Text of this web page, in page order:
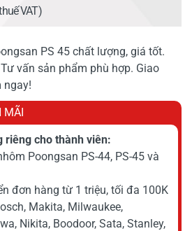
VAT)
PS 45 chất lượng, giá tốt.
vấn sản phẩm phù hợp. Giao
ngay!
MÃI
riêng cho thành viên:
Poongsan PS-44, PS-45 và
đơn hàng từ 1 triệu, tối đa 100K
Makita, Milwaukee,
Nikita, Boodoor, Sata, Stanley,